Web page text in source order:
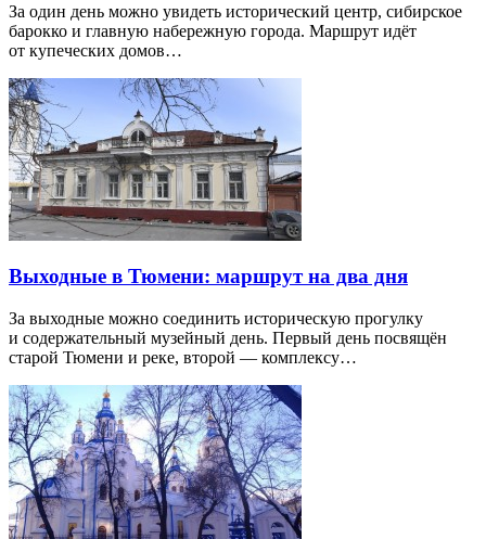
За один день можно увидеть исторический центр, сибирское
барокко и главную набережную города. Маршрут идёт
от купеческих домов…
Выходные в Тюмени: маршрут на два дня
За выходные можно соединить историческую прогулку
и содержательный музейный день. Первый день посвящён
старой Тюмени и реке, второй — комплексу…